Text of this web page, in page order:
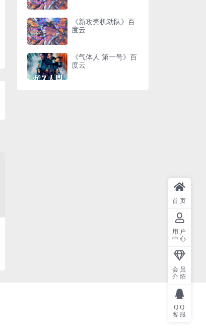
《新攻壳机动队》百
度云
《气体人 第一号》百
度云
首页
用户
中心
会员
介绍
QQ
客服